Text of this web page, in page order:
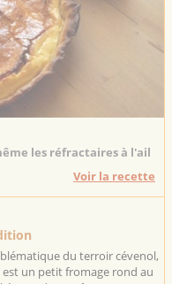
les réfractaires à l'ail
Voir la recette
du terroir cévenol,
est un petit fromage rond au